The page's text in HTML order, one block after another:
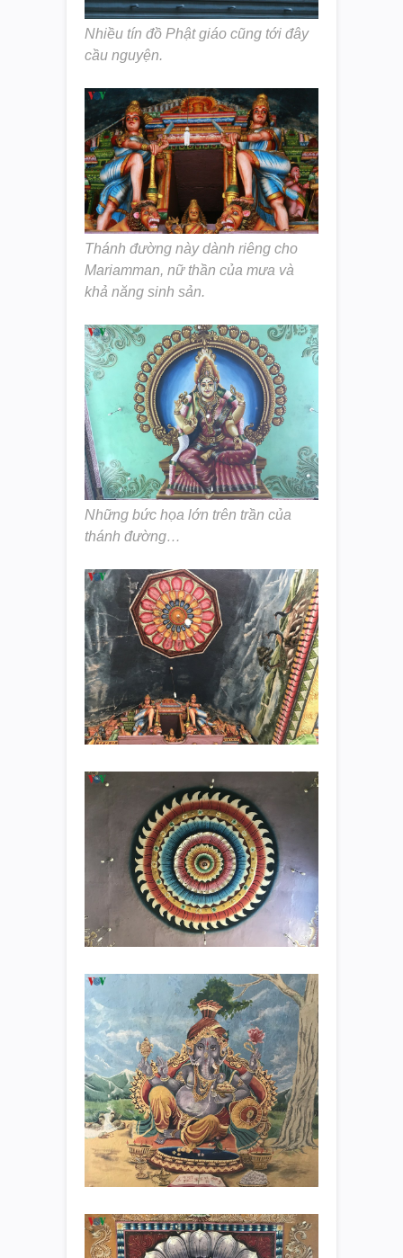
Nhiều tín đồ Phật giáo cũng tới đây
cầu nguyện.
Thánh đường này dành riêng cho
Mariamman, nữ thần của mưa và
khả năng sinh sản.
Những bức họa lớn trên trần của
thánh đường…